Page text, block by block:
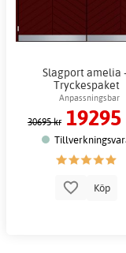
Slagport amelia
Tryckespaket
Anpassningsbar
30695 kr
Köp